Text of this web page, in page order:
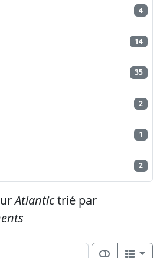
4
14
35
2
1
2
Atlantictrié par